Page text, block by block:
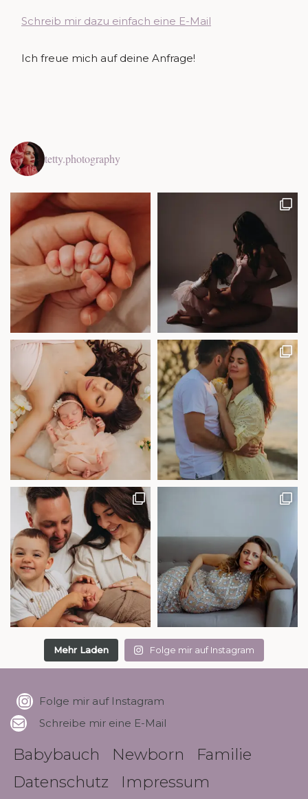
Schreib mir dazu einfach eine E-Mail
Ich freue mich auf deine Anfrage!
tetty.photography
Mehr Laden Folge mir auf Instagram
Folge mir auf Instagram
Schreibe mir eine E-Mail
Babybauch Newborn
Familie
Datenschutz
Impressum